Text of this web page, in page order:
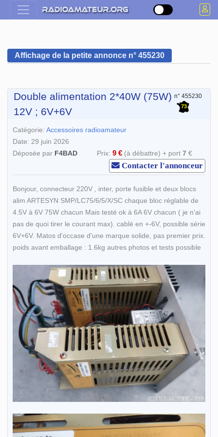
Affichage de la petite annonce n° 455230
Double alimentation 2*40W (75W)
12V ; 6V+6V
n° 455230
73
Catégorie: Accessoires radioamateur
Date: 29 juin 2026
Déposée par F4BAD Prix: 9 € (à débattre) + port 7 €
Contacter l'annonceur
Bonjour, connecteur 220V , inter, porte fusible et deux blocs
alim ARTESYN SMP/LC75/6/5/X/SC chaque bloc réglable de
4.5V à 6V 75W chacun Mais testé ok à 6A 6V chacun ( je n'ai
pas de quoi tirer le courant max). cablé en +-6V, possible série
6V+6V. Matos d'occase d'une marque solide, pas premier prix.
poids avant emballage : 1.6kg autres photos et tests possible